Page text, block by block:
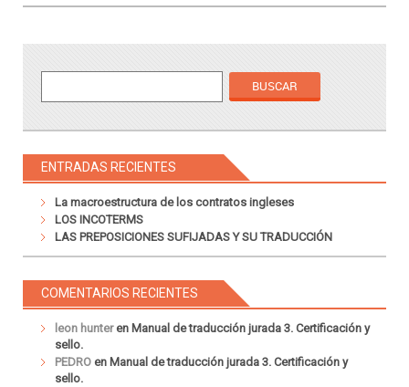
ENTRADAS RECIENTES
La macroestructura de los contratos ingleses
LOS INCOTERMS
LAS PREPOSICIONES SUFIJADAS Y SU TRADUCCIÓN
COMENTARIOS RECIENTES
leon hunteren Manual de traducción jurada 3. Certificación y
sello.
PEDRO en Manual de traducción jurada 3. Certificación y
sello.